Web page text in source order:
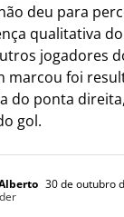
deu para
qualitativa
jogadores
marcou foi
do ponta
gol.
30 de outubro